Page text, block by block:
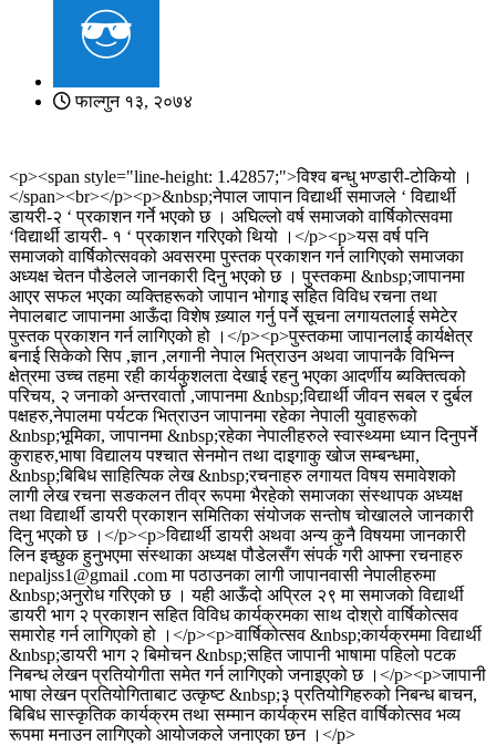
फाल्गुन १३, २०७४
<p><span style="line-height: 1.42857;">विश्व बन्धु भण्डारी-टोकियो ।
</span><br></p><p>&nbsp;नेपाल जापान विद्यार्थी समाजले ‘ विद्यार्थी
डायरी-२ ‘ प्रकाशन गर्ने भएको छ । अघिल्लो वर्ष समाजको वार्षिकोत्सवमा
‘विद्यार्थी डायरी- १ ‘ प्रकाशन गरिएको थियो ।</p><p>यस वर्ष पनि
समाजको वार्षिकोत्सवको अवसरमा पुस्तक प्रकाशन गर्न लागिएको समाजका
अध्यक्ष चेतन पौडेलले जानकारी दिनु भएको छ । पुस्तकमा &nbsp;जापानमा
आएर सफल भएका व्यक्तिहरूको जापान भोगाइ सहित विविध रचना तथा
नेपालबाट जापानमा आऊँदा विशेष ख़्याल गर्नु पर्ने सूचना लगायतलाई समेटेर
पुस्तक प्रकाशन गर्न लागिएको हो ।</p><p>पुस्तकमा जापानलाई कार्यक्षेत्र
बनाई सिकेको सिप ,ज्ञान ,लगानी नेपाल भित्राउन अथवा जापानकै विभिन्न
क्षेत्रमा उच्च तहमा रही कार्यकुशलता देखाई रहनु भएका आदर्णीय ब्यक्तित्वको
परिचय, २ जनाको अन्तरवार्ता ,जापानमा &nbsp;विद्यार्थी जीवन सबल र दुर्बल
पक्षहरु,नेपालमा पर्यटक भित्राउन जापानमा रहेका नेपाली युवाहरूको
&nbsp;भूमिका, जापानमा &nbsp;रहेका नेपालीहरुले स्वास्थ्यमा ध्यान दिनुपर्ने
कुराहरु,भाषा विद्यालय पश्चात सेनमोन तथा दाइगाकु खोज सम्बन्धमा,
&nbsp;बिबिध साहित्यिक लेख &nbsp;रचनाहरु लगायत विषय समावेशको
लागी लेख रचना सङकलन तीव्र रूपमा भैरहेको समाजका संस्थापक अध्यक्ष
तथा विद्यार्थी डायरी प्रकाशन समितिका संयोजक सन्तोष चोखालले जानकारी
दिनु भएको छ ।</p><p>विद्यार्थी डायरी अथवा अन्य कुनै विषयमा जानकारी
लिन इच्छुक हुनुभएमा संस्थाका अध्यक्ष पौडेलसँग संपर्क गरी आफ्ना रचनाहरु
nepaljss1@gmail .com मा पठाउनका लागी जापानवासी नेपालीहरुमा
&nbsp;अनुरोध गरिएको छ । यही आऊँदो अप्रिल २९ मा समाजको विद्यार्थी
डायरी भाग २ प्रकाशन सहित विविध कार्यक्रमका साथ दोश्रो वार्षिकोत्सव
समारोह गर्न लागिएको हो ।</p><p>वार्षिकोत्सव &nbsp;कार्यक्रममा विद्यार्थी
&nbsp;डायरी भाग २ बिमोचन &nbsp;सहित जापानी भाषामा पहिलो पटक
निबन्ध लेखन प्रतियोगीता समेत गर्न लागिएको जनाइएको छ ।</p><p>जापानी
भाषा लेखन प्रतियोगिताबाट उत्कृष्ट &nbsp;३ प्रतियोगिहरुको निबन्ध बाचन,
बिबिध सास्कृतिक कार्यक्रम तथा सम्मान कार्यक्रम सहित वार्षिकोत्सव भव्य
रूपमा मनाउन लागिएको आयोजकले जनाएका छन ।</p>